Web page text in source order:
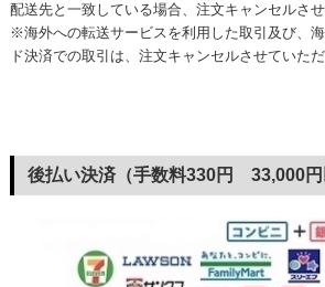
配送先と一致している場合、注文キャンセルさせ
※海外への転送サービスを利用した取引及び、
ド決済での取引は、注文キャンセルさせていただ
後払い決済（手数料330円 33,000円